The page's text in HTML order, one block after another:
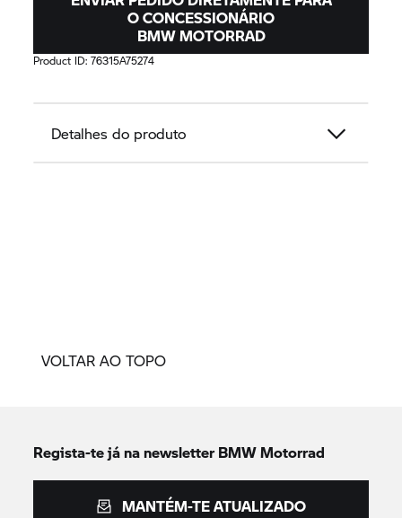
O CONCESSIONÁRIO
BMW MOTORRAD
Product ID:76315A75274
Detalhes do produto
VOLTAR AO TOPO
Regista-te já na newsletterBMW Motorrad
MANTÉM-TE ATUALIZADO